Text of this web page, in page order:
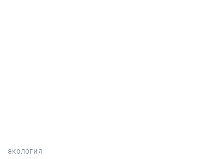
ЭКОЛОГИЯ